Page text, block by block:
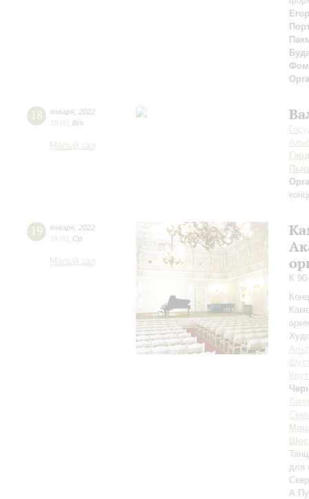
18 января 2022
19:00 Вт
Малый зал
19 января 2022
19:00 Ср
Малый зал
К
для